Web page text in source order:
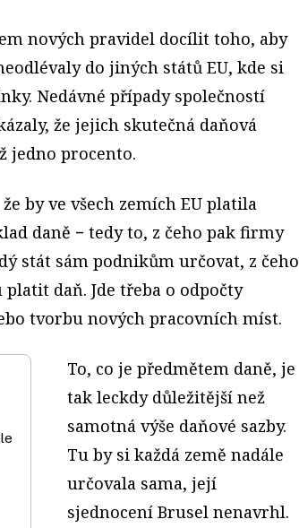
nových pravidel docílit toho, aby
do jiných států EU, kde si
Nedávné případy společností
že jejich skutečná daňová
jedno procento.
by ve všech zemích EU platila
daně − tedy to, z čeho pak firmy
stát sám podnikům určovat, z čeho
daň. Jde třeba o odpočty
tvorbu nových pracovních míst.
To, co je předmětem daně, je
tak leckdy důležitější než
samotná výše daňové sazby.
Tu by si každá země nadále
určovala sama, její
sjednocení Brusel nenavrhl.